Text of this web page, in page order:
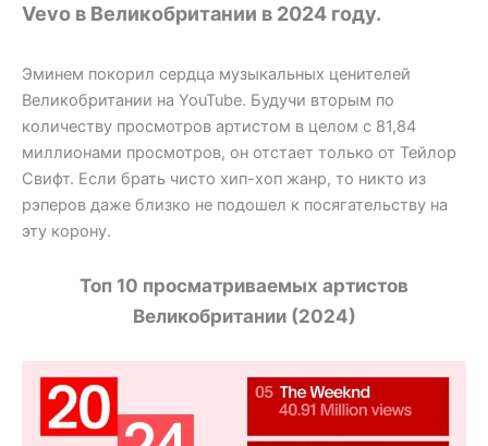
Vevo в Великобритании в 2024 году.
Эминем покорил сердца музыкальных ценителей
Великобритании на YouTube. Будучи вторым по
количеству просмотров артистом в целом с 81,84
миллионами просмотров, он отстает только от Тейлор
Свифт. Если брать чисто хип-хоп жанр, то никто из
рэперов даже близко не подошел к посягательству на
эту корону.
Топ 10 просматриваемых артистов
Великобритании (2024)